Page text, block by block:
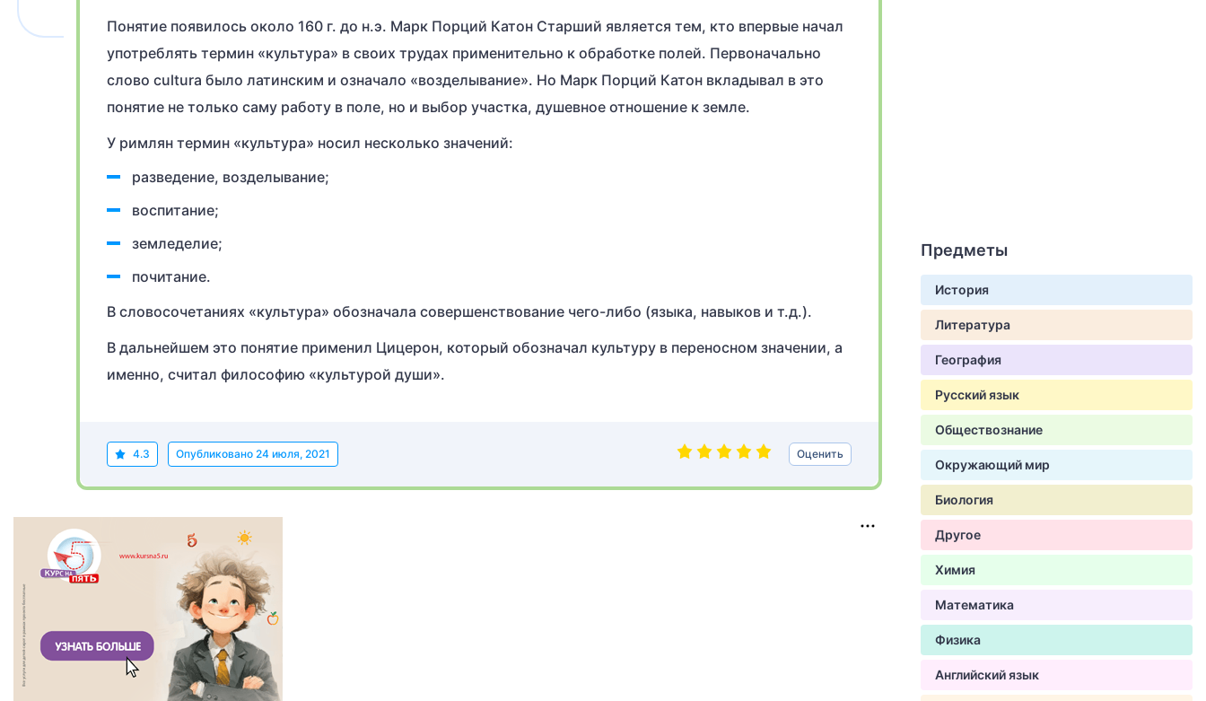
Понятие появилось около 160 г. до н.э. Марк Порций Катон Старший является тем, кто впервые начал
употреблять термин «культура» в своих трудах применительно к обработке полей. Первоначально
слово cultura было латинским и означало «возделывание». Но Марк Порций Катон вкладывал в это
понятие не только саму работу в поле, но и выбор участка, душевное отношение к земле.
У римлян термин «культура» носил несколько значений:
разведение, возделывание;
воспитание;
земледелие;
почитание.
В словосочетаниях «культура» обозначала совершенствование чего-либо (языка, навыков и т.д.).
В дальнейшем это понятие применил Цицерон, который обозначал культуру в переносном значении, а
именно, считал философию «культурой души».
4.3 Опубликовано 24 июля, 2021 Оценить
Предметы
История
Литература
География
Русский язык
Обществознание
Окружающий мир
Биология
Другое
Химия
Математика
Физика
Английский язык